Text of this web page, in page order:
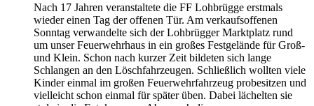
Nach 17 Jahren veranstaltete die FF Lohbrügge erstmals
wieder einen Tag der offenen Tür. Am verkaufsoffenen
Sonntag verwandelte sich der Lohbrügger Marktplatz rund
um unser Feuerwehrhaus in ein großes Festgelände für Groß-
und Klein. Schon nach kurzer Zeit bildeten sich lange
Schlangen an den Löschfahrzeugen. Schließlich wollten viele
Kinder einmal im großen Feuerwehrfahrzeug probesitzen und
vielleicht schon einmal für später üben. Dabei lächelten sie